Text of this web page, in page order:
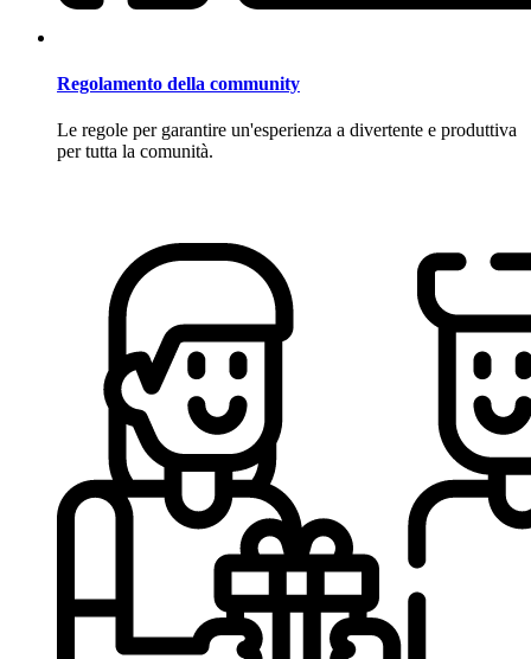
Regolamento della community
Le regole per garantire un'esperienza a divertente e produttiva
per tutta la comunità.